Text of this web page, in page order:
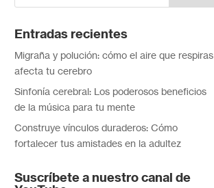
Entradas recientes
Migraña y polución: cómo el aire que respiras
afecta tu cerebro
Sinfonía cerebral: Los poderosos beneficios
de la música para tu mente
Construye vínculos duraderos: Cómo
fortalecer tus amistades en la adultez
Suscríbete a nuestro canal de